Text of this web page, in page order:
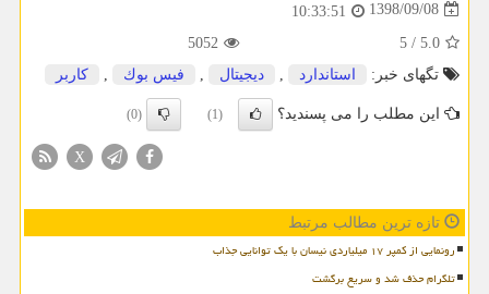
1398/09/08
10:33:51
5.0
/
5
5052
تگهای خبر:
استاندارد دیجیتال فیس بوك كاربر
این مطلب را می پسندید؟ (1)
(0)
X
تازه ترین مطالب مرتبط
رونمایی از کمپر ۱۷ میلیاردی نیسان با یک توانایی جذاب
تلگرام حذف شد و سریع برگشت